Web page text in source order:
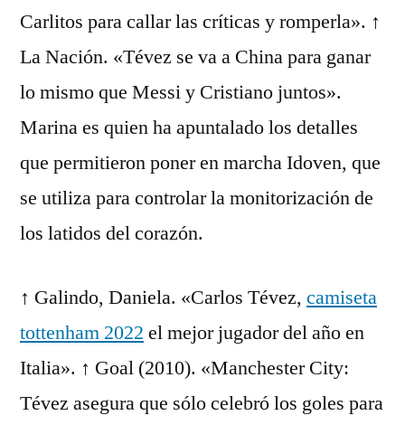
Carlitos para callar las críticas y romperla». ↑
La Nación. «Tévez se va a China para ganar
lo mismo que Messi y Cristiano juntos».
Marina es quien ha apuntalado los detalles
que permitieron poner en marcha Idoven, que
se utiliza para controlar la monitorización de
los latidos del corazón.
↑ Galindo, Daniela. «Carlos Tévez, camiseta
tottenham 2022 el mejor jugador del año en
Italia». ↑ Goal (2010). «Manchester City:
Tévez asegura que sólo celebró los goles para